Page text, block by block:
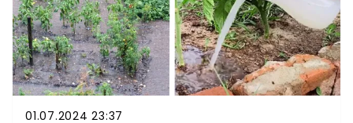
01.07.2024 23:37